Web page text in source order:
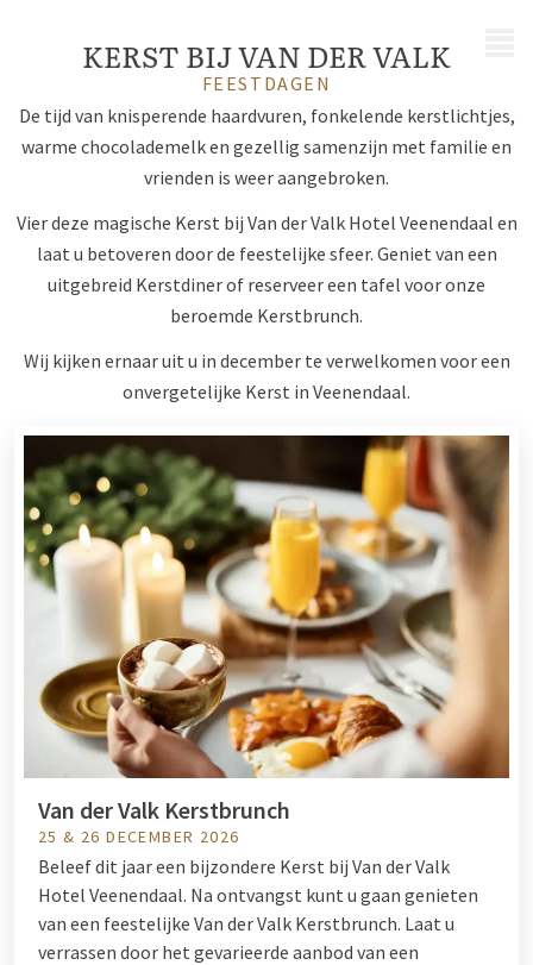
KERST BIJ VAN DER VALK
FEESTDAGEN
De tijd van knisperende haardvuren, fonkelende kerstlichtjes,
warme chocolademelk en gezellig samenzijn met familie en
vrienden is weer aangebroken.
Vier deze magische Kerst bij Van der Valk Hotel Veenendaal en
laat u betoveren door de feestelijke sfeer. Geniet van een
uitgebreid Kerstdiner of reserveer een tafel voor onze
beroemde Kerstbrunch.
Wij kijken ernaar uit u in december te verwelkomen voor een
onvergetelijke Kerst in Veenendaal.
Van der Valk Kerstbrunch
25 & 26 DECEMBER 2026
Beleef dit jaar een bijzondere Kerst bij Van der Valk
Hotel Veenendaal. Na ontvangst kunt u gaan genieten
van een feestelijke Van der Valk Kerstbrunch. Laat u
verrassen door het gevarieerde aanbod van een